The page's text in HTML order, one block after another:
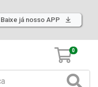
Baixe já nosso APP
0